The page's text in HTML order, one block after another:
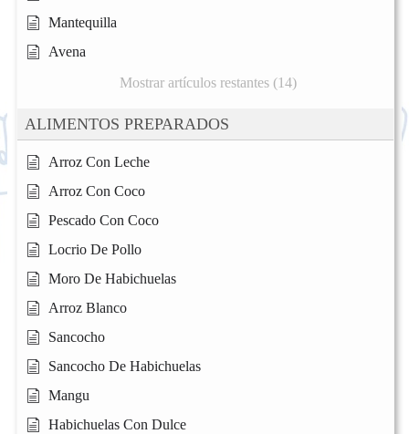
Mantequilla
Avena
Mostrar artículos restantes (14)
ALIMENTOS PREPARADOS
Arroz Con Leche
Arroz Con Coco
Pescado Con Coco
Locrio De Pollo
Moro De Habichuelas
Arroz Blanco
Sancocho
Sancocho De Habichuelas
Mangu
Habichuelas Con Dulce